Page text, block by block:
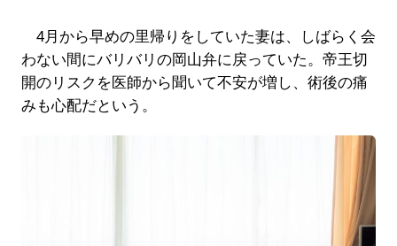
4月から早めの里帰りをしていた妻は、しばらく会
わない間にバリバリの岡山弁に戻っていた。帝王切
開のリスクを医師から聞いて不安が増し、術後の痛
みも心配だという。